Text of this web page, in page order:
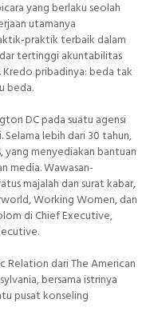
yang berlaku seolah
utamanya
praktik terbaik dalam
tertinggi akuntabilitas
Kredo pribadinya: beda tak
beda.
DC pada suatu agensi
lebih dari 30 tahun,
yang menyediakan bantuan
media. Wawasan-
majalah dan surat kabar,
Working Women, dan
di Chief Executive,
Relation dari The American
bersama istrinya
pusat konseling